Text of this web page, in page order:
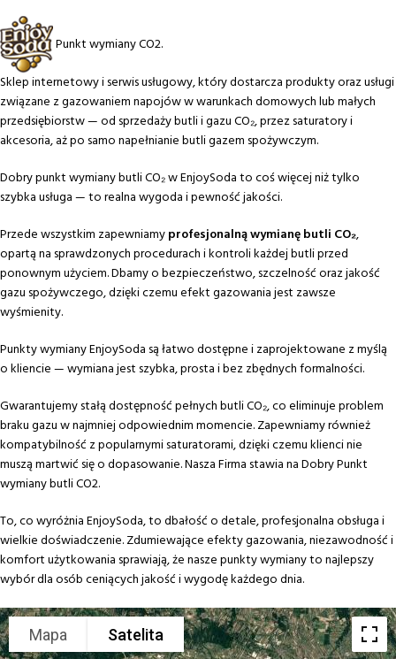
Punkt wymiany CO2.
Sklep internetowy i serwis usługowy, który dostarcza produkty oraz usługi
związane z gazowaniem napojów w warunkach domowych lub małych
przedsiębiorstw — od sprzedaży butli i gazu CO₂, przez saturatory i
akcesoria, aż po samo napełnianie butli gazem spożywczym.
Dobry punkt wymiany butli CO₂ w EnjoySoda to coś więcej niż tylko
szybka usługa — to realna wygoda i pewność jakości.
Przede wszystkim zapewniamyprofesjonalną wymianę butli CO₂,
opartą na sprawdzonych procedurach i kontroli każdej butli przed
ponownym użyciem. Dbamy o bezpieczeństwo, szczelność oraz jakość
gazu spożywczego, dzięki czemu efekt gazowania jest zawsze
wyśmienity.
Punkty wymiany EnjoySoda są łatwo dostępne i zaprojektowane z myślą
o kliencie — wymiana jest szybka, prosta i bez zbędnych formalności.
Gwarantujemy stałą dostępność pełnych butli CO₂, co eliminuje problem
braku gazu w najmniej odpowiednim momencie. Zapewniamy również
kompatybilność z popularnymi saturatorami, dzięki czemu klienci nie
muszą martwić się o dopasowanie. Nasza Firma stawia na Dobry Punkt
wymiany butli CO2.
To, co wyróżnia EnjoySoda, to dbałość o detale, profesjonalna obsługa i
wielkie doświadczenie. Zdumiewające efekty gazowania, niezawodność i
komfort użytkowania sprawiają, że nasze punkty wymiany to najlepszy
wybór dla osób ceniących jakość i wygodę każdego dnia.
Mapa Satelita